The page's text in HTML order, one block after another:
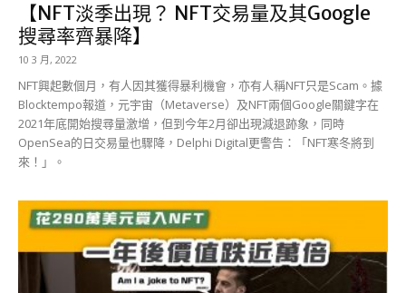
【NFT淡季出現？ NFT交易量及其Google
搜尋率齊暴降】
10 3 月, 2022
NFT興起數個月，有人因其獲得暴利機會，亦有人稱NFT只是Scam。據
Blocktempo報道，元宇宙（Metaverse）及NFT兩個Google關鍵字在
2021年底開始搜尋量激增，但到今年2月卻出現減退跡象，同時
OpenSea的日交易量也驟降，Delphi Digital更警告：「NFT寒冬將到
來！」。